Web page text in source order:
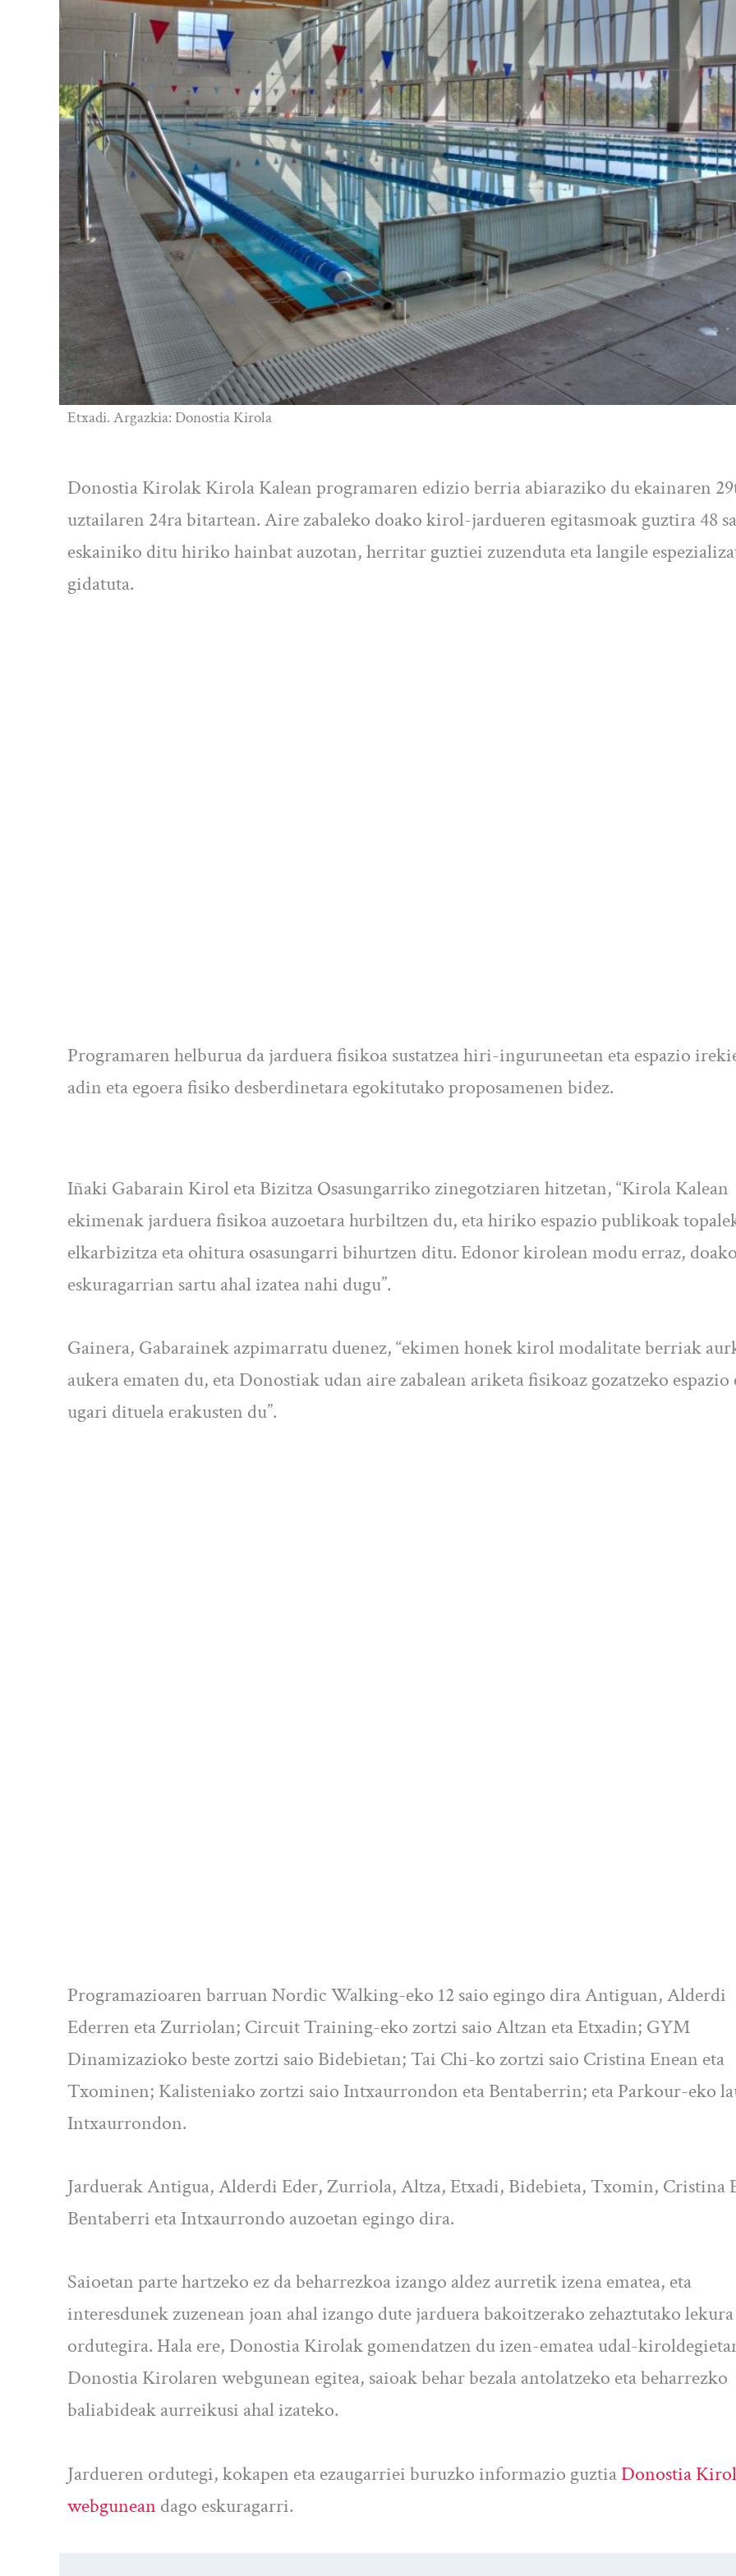
Etxadi. Argazkia: Donostia Kirola
Donostia Kirolak Kirola Kalean programaren edizio berria abiaraziko du ekainaren
uztailaren 24ra bitartean. Aire zabaleko doako kirol-jardueren egitasmoak guztira 48
eskainiko ditu hiriko hainbat auzotan, herritar guztiei zuzenduta eta langile
gidatuta.
Programaren helburua da jarduera fisikoa sustatzea hiri-inguruneetan eta espazio
adin eta egoera fisiko desberdinetara egokitutako proposamenen bidez.
Iñaki Gabarain Kirol eta Bizitza Osasungarriko zinegotziaren hitzetan, “Kirola Kalean
ekimenak jarduera fisikoa auzoetara hurbiltzen du, eta hiriko espazio publikoak
elkarbizitza eta ohitura osasungarri bihurtzen ditu. Edonor kirolean modu erraz,
eskuragarrian sartu ahal izatea nahi dugu”.
Gainera, Gabarainek azpimarratu duenez, “ekimen honek kirol modalitate berriak
aukera ematen du, eta Donostiak udan aire zabalean ariketa fisikoaz gozatzeko espazio
ugari dituela erakusten du”.
Programazioaren barruan Nordic Walking-eko 12 saio egingo dira Antiguan, Alderdi
Ederren eta Zurriolan; Circuit Training-eko zortzi saio Altzan eta Etxadin; GYM
Dinamizazioko beste zortzi saio Bidebietan; Tai Chi-ko zortzi saio Cristina Enean eta
Txominen; Kalisteniako zortzi saio Intxaurrondon eta Bentaberrin; eta Parkour-eko
Intxaurrondon.
Jarduerak Antigua, Alderdi Eder, Zurriola, Altza, Etxadi, Bidebieta, Txomin, Cristina
Bentaberri eta Intxaurrondo auzoetan egingo dira.
Saioetan parte hartzeko ez da beharrezkoa izango aldez aurretik izena ematea, eta
interesdunek zuzenean joan ahal izango dute jarduera bakoitzerako zehaztutako
ordutegira. Hala ere, Donostia Kirolak gomendatzen du izen-ematea udal-
Donostia Kirolaren webgunean egitea, saioak behar bezala antolatzeko eta beharrezko
baliabideak aurreikusi ahal izateko.
Jardueren ordutegi, kokapen eta ezaugarriei buruzko informazio guztiaDonostia
webgunean dago eskuragarri.